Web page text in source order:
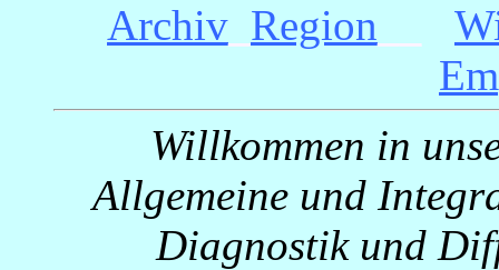
Archiv Region
Willkommen in
Allgemeine und
Diagnostik und